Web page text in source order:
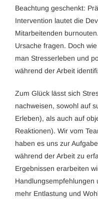
Beachtung geschenkt:
Intervention lautet die
Mitarbeitenden
Ursache fragen. Doch
man Stresserleben und
während der Arbeit
Zum Glück lässt sich
nachweisen, sowohl auf
Erleben), als auch auf
Reaktionen). Wir vom
haben es uns zur
während der Arbeit zu
Ergebnissen erarbeiten
Handlungsempfehlungen
mehr Entlastung und